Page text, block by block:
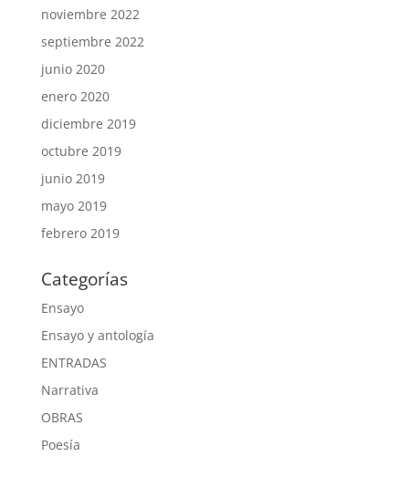
noviembre 2022
septiembre 2022
junio 2020
enero 2020
diciembre 2019
octubre 2019
junio 2019
mayo 2019
febrero 2019
Categorías
Ensayo
Ensayo y antología
ENTRADAS
Narrativa
OBRAS
Poesía